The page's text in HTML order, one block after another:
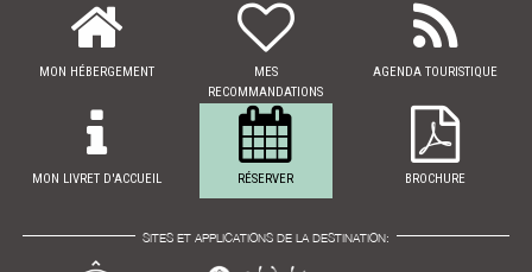
MON HÉBERGEMENT
MES
RECOMMANDATIONS
AGENDA TOURISTIQUE
MON LIVRET D'ACCUEIL RÉSERVER BROCHURE
SITES ET APPLICATIONS DE LA DESTINATION: